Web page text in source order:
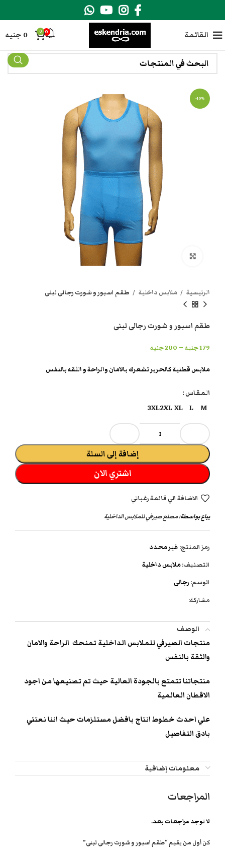
القائمة 0
0
0 جنيه
-10%
انقر هنا لتكبير الصورة
الرئيسية ملابس داخلية طقم اسبور و شورت رجالى لبنى
طقم اسبور و شورت رجالى لبنى
179جنيه –
200جنيه
ملابس قطنية كالحرير تشعرك بالامان والراحة و الثقه بالنفس
المقاس
M
L
XL
2XL
3XL
إضافة إلى السلة
اشتري الان
الاضافة الي قائمة رغباتي
يباع بواسطة:مصنع صيرفي للملابس الداخلية
رمز المنتج: غير محدد
التصنيف:ملابس داخلية
الوسم: رجالى
مشاركة:
الوصف
منتجات الصيرفي للملابس الداخلية تمنحك الراحة والامان
والثقة بالنفس
منتجاتنا تتمتع بالجودة العالية حيث تم تصنيعها من اجود
الاقطان العالمية
علي احدث خطوط انتاج بافضل مستلزمات حيث اننا نعتني
بادق التفاصيل
معلومات إضافية
المراجعات
لا توجد مراجعات بعد.
كن أول من يقيم “طقم اسبور و شورت رجالى لبنى”